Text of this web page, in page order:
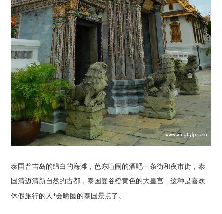
泰国普吉岛的绵白的海滩，芭东喧闹的酒吧一条街和夜市街，泰
国清迈清新自然的古都，泰国曼谷橙黄色的大皇宫，这种是喜欢
休假旅行的人*会晒圈的泰国景点了。